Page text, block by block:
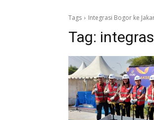
Tags Integrasi Bogor ke
Tag: